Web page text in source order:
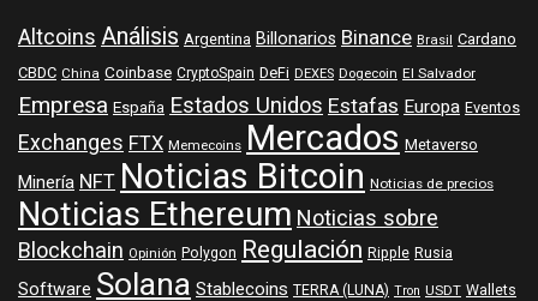
AltcoinsAnálisis Argentina Billonarios Binance Brasil Cardano
CBDC China Coinbase CryptoSpain DeFi DEXES Dogecoin El Salvador
Empresa España Estados UnidosEstafasEuropa Eventos
ExchangesFTX Memecoins Mercados Metaverso
MineríaNFTNoticias Bitcoin Noticias de precios
Noticias EthereumNoticias sobre
Blockchain Opinión Polygon Regulación Ripple Rusia
Software SolanaStablecoins TERRA (LUNA) Tron USDT Wallets